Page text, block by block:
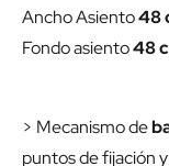
Ancho Asiento48
Fondo asiento48
> Mecanismo de
puntos de fijación